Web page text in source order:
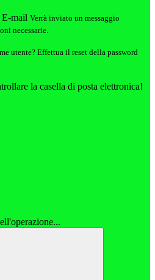
E-mail Verrà inviato un messaggio
necessarie.
utente? Effettua il reset della password
la casella di posta elettronica!